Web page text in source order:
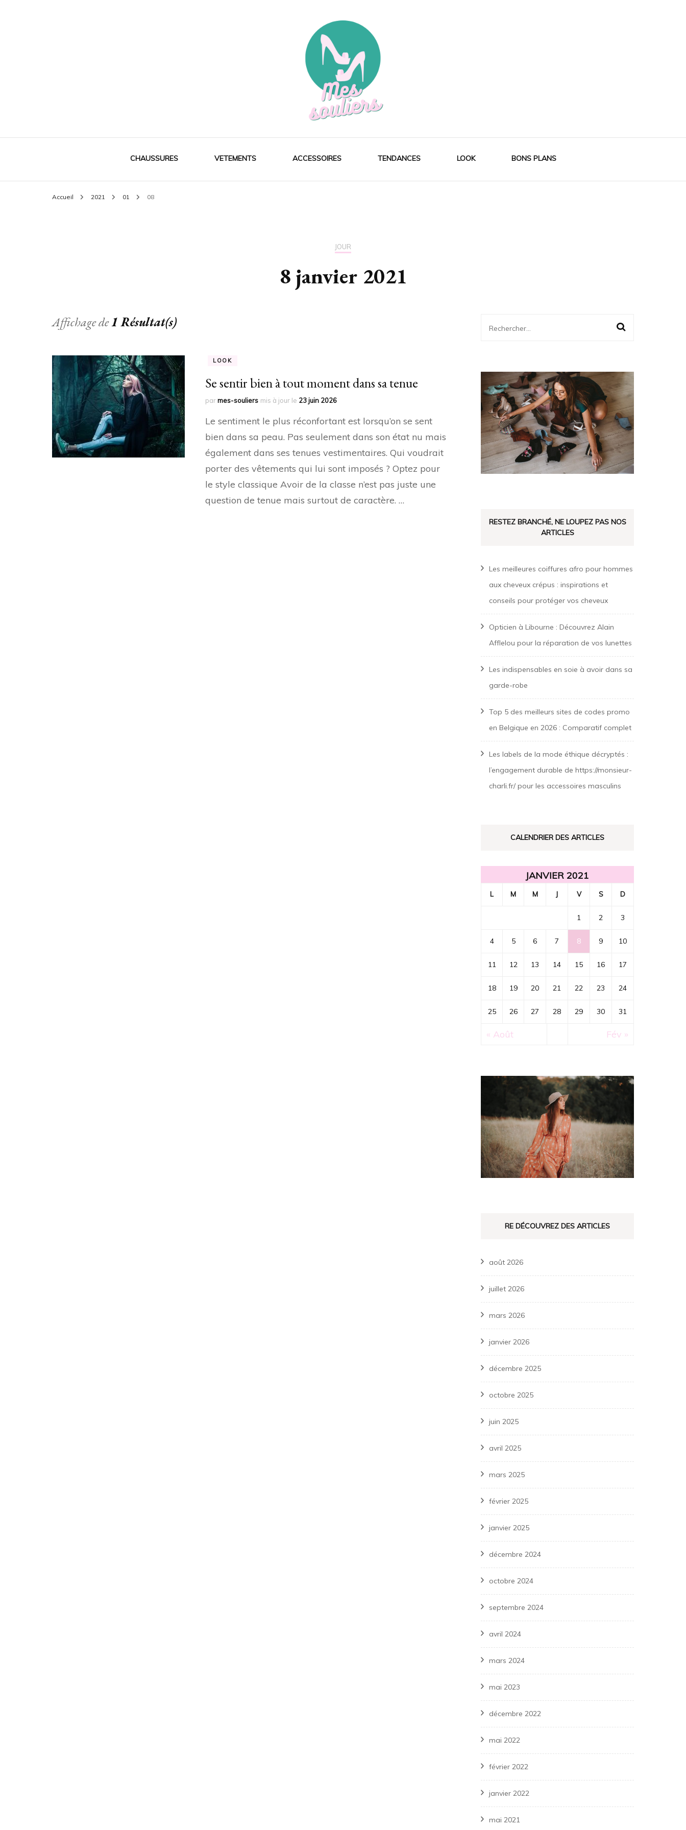
Mes souliers
CHAUSSURES VETEMENTS ACCESSOIRES TENDANCES LOOK BONS PLANS
Accueil 2021 01 08
JOUR
8 janvier 2021
Affichage de1 Résultat(s)
LOOK
Se sentir bien à tout moment dans sa tenue
parmes-souliers mis à jour le 23 juin 2026
Le sentiment le plus réconfortant est lorsqu’on se sent
bien dans sa peau. Pas seulement dans son état nu mais
également dans ses tenues vestimentaires. Qui voudrait
porter des vêtements qui lui sont imposés ? Optez pour
le style classique Avoir de la classe n’est pas juste une
question de tenue mais surtout de caractère. …
Rechercher :
RESTEZ BRANCHÉ, NE LOUPEZ PAS NOS
ARTICLES
Les meilleures coiffures afro pour hommes
aux cheveux crépus : inspirations et
conseils pour protéger vos cheveux
Opticien à Libourne : Découvrez Alain
Afflelou pour la réparation de vos lunettes
Les indispensables en soie à avoir dans sa
garde-robe
Top 5 des meilleurs sites de codes promo
en Belgique en 2026 : Comparatif complet
Les labels de la mode éthique décryptés :
l’engagement durable de https://monsieur-
charli.fr/ pour les accessoires masculins
CALENDRIER DES ARTICLES
JANVIER 2021
L M M J V S D
1 2 3
4 5 6 7 8 9 10
11 12 13 14 15 16 17
18 19 20 21 22 23 24
25 26 27 28 29 30 31
« Août Fév »
RE DÉCOUVREZ DES ARTICLES
août 2026
juillet 2026
mars 2026
janvier 2026
décembre 2025
octobre 2025
juin 2025
avril 2025
mars 2025
février 2025
janvier 2025
décembre 2024
octobre 2024
septembre 2024
avril 2024
mars 2024
mai 2023
décembre 2022
mai 2022
février 2022
janvier 2022
mai 2021